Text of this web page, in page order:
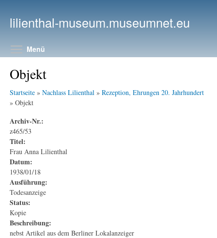
lilienthal-museum.museumnet.eu
Menü
Objekt
Startseite » Nachlass Lilienthal » Rezeption, Ehrungen 20. Jahrhundert
» Objekt
Archiv-Nr.:
z465/53
Titel:
Frau Anna Lilienthal
Datum:
1938/01/18
Ausführung:
Todesanzeige
Status:
Kopie
Beschreibung:
nebst Artikel aus dem Berliner Lokalanzeiger